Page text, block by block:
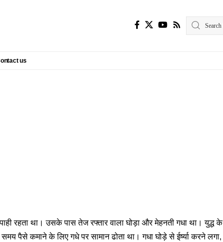
us
रहता था। उसके पास तेज रफ्तार वाला घोड़ा और मेहनती गधा था। युद्ध के
पैसे कमाने के लिए गधे पर सामान ढोता था। गधा घोड़े से ईर्ष्या करने लगा,